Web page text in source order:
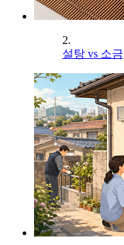
2.
설탕 vs 소